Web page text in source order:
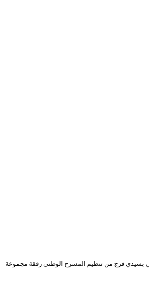
وتربي في مدينة بالعباس. أحب المسرح منذ الصغر و غادر إلى العاصمة في سن مبكرة ( 17 سنة ) للالتحاق بالمسرح و شارك في 1964 بتربص تكويني بسيدي فرج من تنظيم المسرح الوطني رفقة مجموعة